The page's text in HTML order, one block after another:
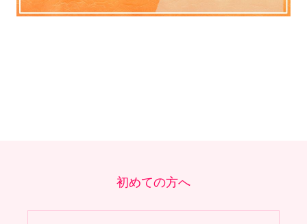
初めての方へ